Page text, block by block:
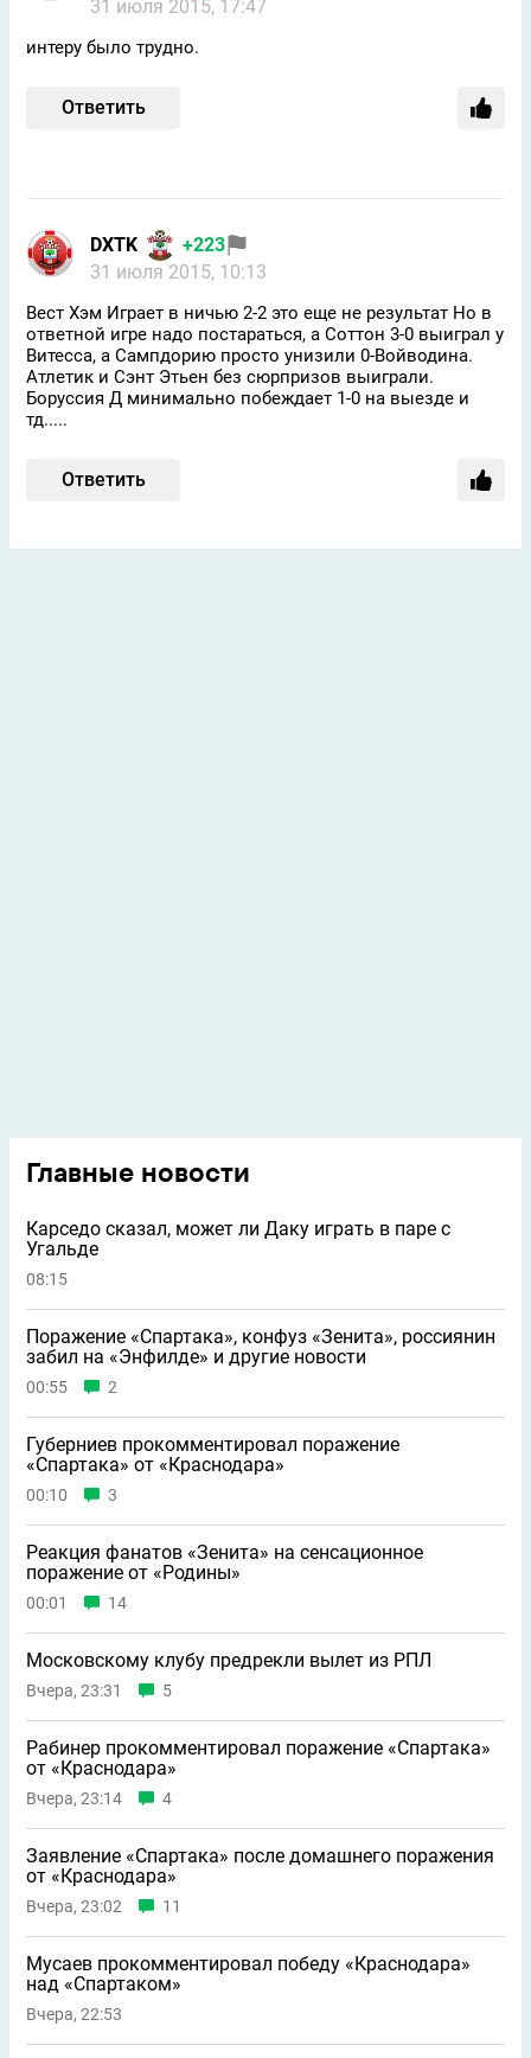
31 июля 2015, 17:47
интеру было трудно.
Ответить
DXTK
+223
31 июля 2015, 10:13
Вест Хэм Играет в ничью 2-2 это еще не результат Но в
ответной игре надо постараться, а Соттон 3-0 выиграл у
Витесса, а Сампдорию просто унизили 0-Войводина.
Атлетик и Сэнт Этьен без сюрпризов выиграли.
Боруссия Д минимально побеждает 1-0 на выезде и
тд.....
Ответить
Главные новости
Карседо сказал, может ли Даку играть в паре с
Угальде
08:15
Поражение «Спартака», конфуз «Зенита», россиянин
забил на «Энфилде» и другие новости
00:55 2
Губерниев прокомментировал поражение
«Спартака» от «Краснодара»
00:10 3
Реакция фанатов «Зенита» на сенсационное
поражение от «Родины»
00:01 14
Московскому клубу предрекли вылет из РПЛ
Вчера, 23:31 5
Рабинер прокомментировал поражение «Спартака»
от «Краснодара»
Вчера, 23:14 4
Заявление «Спартака» после домашнего поражения
от «Краснодара»
Вчера, 23:02 11
Мусаев прокомментировал победу «Краснодара»
над «Спартаком»
Вчера, 22:53